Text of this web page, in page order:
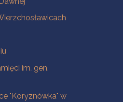
im. gen.
"Koryznówka" w